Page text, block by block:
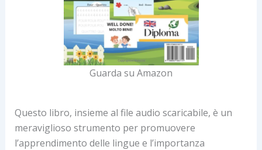
Guarda su Amazon
Questo libro, insieme al file audio scaricabile, è un
meraviglioso strumento per promuovere
l’apprendimento delle lingue e l’importanza